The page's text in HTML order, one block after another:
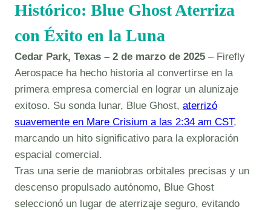
Histórico: Blue Ghost Aterriza
con Éxito en la Luna
Cedar Park, Texas – 2 de marzo de 2025 – Firefly
Aerospace ha hecho historia al convertirse en la
primera empresa comercial en lograr un alunizaje
exitoso. Su sonda lunar, Blue Ghost, aterrizó
suavemente en Mare Crisium a las 2:34 am CST,
marcando un hito significativo para la exploración
espacial comercial.
Tras una serie de maniobras orbitales precisas y un
descenso propulsado autónomo, Blue Ghost
seleccionó un lugar de aterrizaje seguro, evitando